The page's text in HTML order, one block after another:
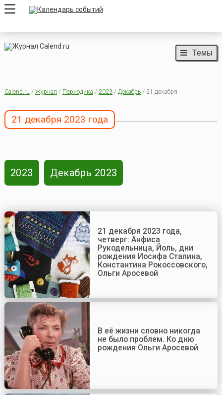
Темы
Calend.ru / Журнал / Периодика / 2023/ Декабрь/ 21 декабря
21 декабря 2023 года
2023 Декабрь 2023
21 декабря 2023 года,
четверг: Анфиса
Рукодельница, Йоль, дни
рождения Иосифа Сталина,
Константина Рокоссовского,
Ольги Аросевой
В её жизни словно никогда
не было проблем. Ко дню
рождения Ольги Аросевой